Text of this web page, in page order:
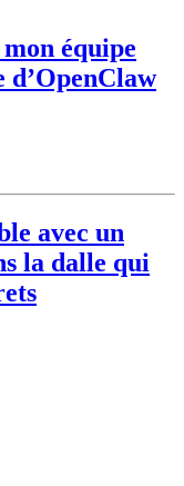
équipe
d’OpenClaw
avec un
la dalle qui